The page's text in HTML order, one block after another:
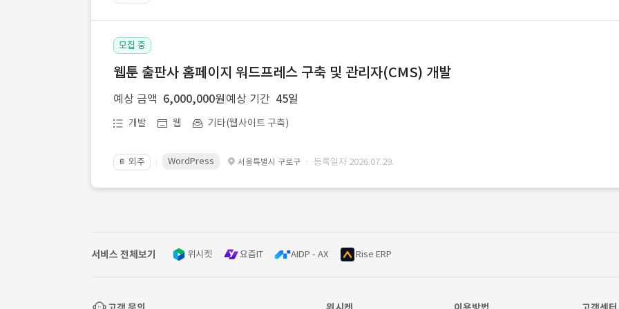
모집 중
웹툰 출판사 홈페이지 워드프레스 구축 및 관리자(CMS) 개발
예상 금액 6,000,000원 예상 기간 45일
개발 웹 기타(웹사이트 구축)
📔 외주 WordPress 서울특별시 구로구 · 등록일자 2026.07.29.
서비스 전체보기 위시켓 요즘IT AIDP - AX Rise ERP